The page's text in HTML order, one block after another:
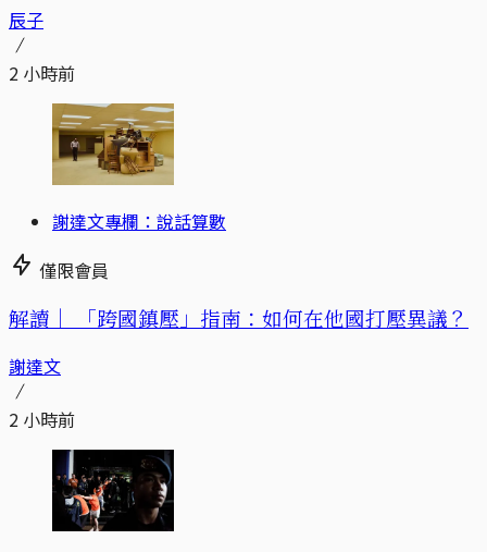
辰子
2 小時前
謝達文專欄：說話算數
僅限會員
解讀｜ 「跨國鎮壓」指南：如何在他國打壓異議？
謝達文
2 小時前